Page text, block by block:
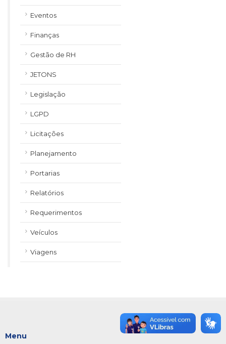
Eventos
Finanças
Gestão de RH
JETONS
Legislação
LGPD
Licitações
Planejamento
Portarias
Relatórios
Requerimentos
Veículos
Viagens
Menu